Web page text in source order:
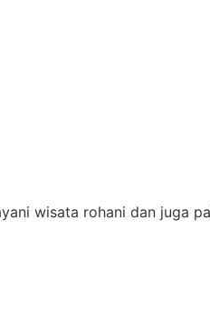
wisata rohani dan juga